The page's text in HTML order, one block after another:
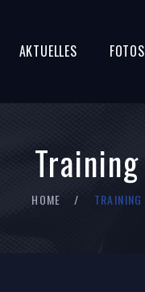
AKTUELLES FOTOS
Training
HOME TRAINING